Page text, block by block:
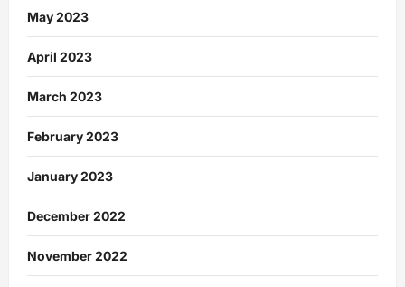
May 2023
April 2023
March 2023
February 2023
January 2023
December 2022
November 2022